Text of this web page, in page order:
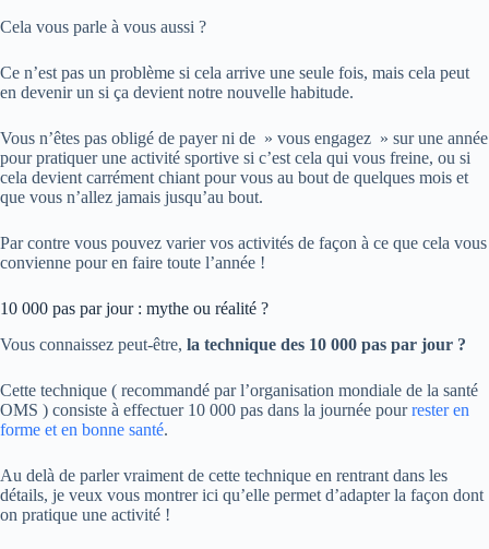
Cela vous parle à vous aussi ?
Ce n’est pas un problème si cela arrive une seule fois, mais cela peut
en devenir un si ça devient notre nouvelle habitude.
Vous n’êtes pas obligé de payer ni de » vous engagez » sur une année
pour pratiquer une activité sportive si c’est cela qui vous freine, ou si
cela devient carrément chiant pour vous au bout de quelques mois et
que vous n’allez jamais jusqu’au bout.
Par contre vous pouvez varier vos activités de façon à ce que cela vous
convienne pour en faire toute l’année !
10 000 pas par jour : mythe ou réalité ?
Vous connaissez peut-être, la technique des 10 000 pas par jour ?
Cette technique ( recommandé par l’organisation mondiale de la santé
OMS ) consiste à effectuer 10 000 pas dans la journée pourrester en
forme et en bonne santé.
Au delà de parler vraiment de cette technique en rentrant dans les
détails, je veux vous montrer ici qu’elle permet d’adapter la façon dont
on pratique une activité !